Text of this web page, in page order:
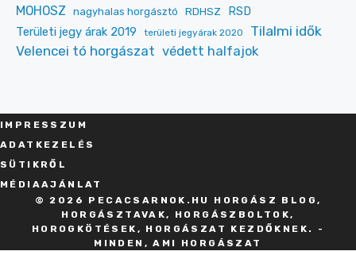
MOHOSZ nagyhalas horgásztó RDHSZ RSD
Területi jegy árak 2019 területi jegyárak 2020
Tilalmi idők
Velencei tó horgászat védett halfajok
IMPRESSZU M
ADATKEZELÉS
SÜT IKRŐL
MÉDIAAJÁNLAT
© 2026 PECACSARNOK.HU HORGÁSZ BLOG,
HORGÁSZTAVAK, HORGÁSZBOLTOK,
HOROGKÖTÉSEK, HORGÁSZAT KEZDŐKNEK. -
MINDEN, AMI HORGÁSZAT